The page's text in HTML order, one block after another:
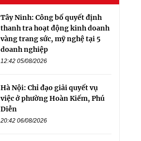
Tây Ninh: Công bố quyết định
thanh tra hoạt động kinh doanh
vàng trang sức, mỹ nghệ tại 5
doanh nghiệp
12:42 05/08/2026
Hà Nội: Chỉ đạo giải quyết vụ
việc ở phường Hoàn Kiếm, Phú
Diễn
20:42 06/08/2026